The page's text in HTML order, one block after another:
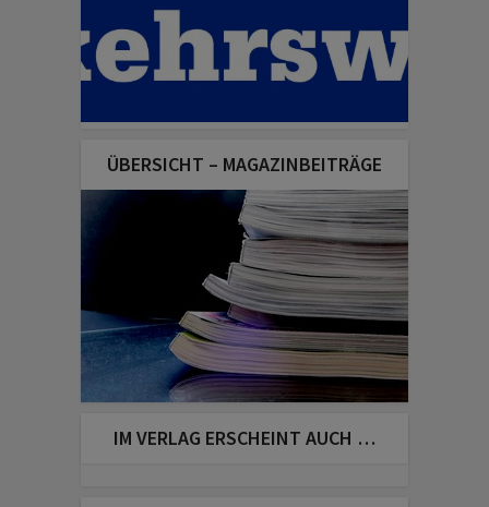
ÜBERSICHT – MAGAZINBEITRÄGE
IM VERLAG ERSCHEINT AUCH …